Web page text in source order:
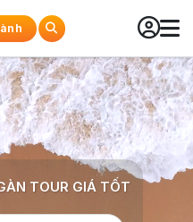
TOUR GIÁ TỐT